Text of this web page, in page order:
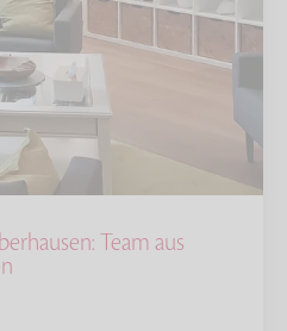
Team aus